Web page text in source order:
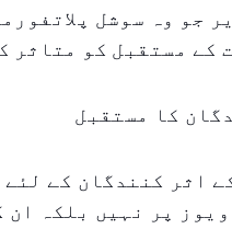
جو وہ سوشل
کے مستقبل کو متاثر
کا مستقبل
اثر کنندگان کے
پر نہیں بلکہ ان